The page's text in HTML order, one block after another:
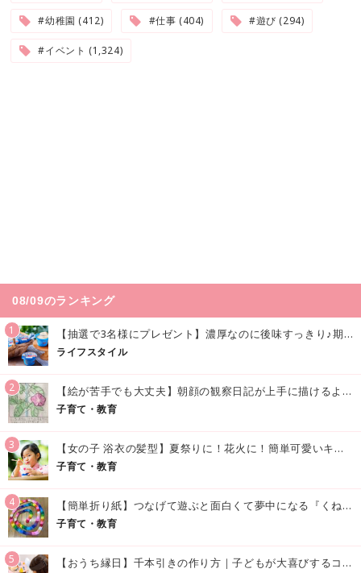
#幼稚園 (412) #仕事 (404) #遊び (294)
#イベント (1,324)
08/09のランキング
1 【抽選で3名様にプレゼント】濃厚なのに後味すっきり♪期間限定の「メイトーのなめらかプリン カルピス®入りソース」で夏を味わおう！
ライフスタイル
2 【絵が苦手でも大丈夫】朝顔の観察日記が上手に描けるようになる方法｜イラスト付き
子育て・教育
3 【女の子 浴衣の髪型】夏祭りに！花火に！簡単可愛いキッズの浴衣ヘアアレンジまとめ
子育て・教育
4 【簡単折り紙】つなげて遊ぶと面白くて夢中になる『くねくねへびさんの作り方』
子育て・教育
5 【おうち縁日】千本引きの作り方｜子どもが大喜びするコツやアイデア♪